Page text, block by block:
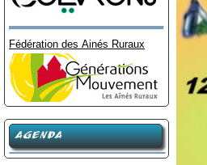
Fédération des Ainés Ruraux
AGENDA